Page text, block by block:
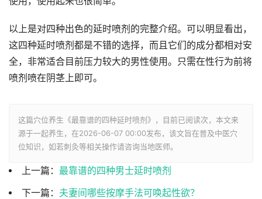
以上是对四种出色的延时喷剂的完整介绍。可以明显看出，
这四种延时喷剂都是不错的选择，而且它们的成分都相对安
全，非常适合目前压力较大的男性使用。只需在性行为前将
喷剂喷在阴茎上即可。
这篇穴位养生《最靠谱的四种延时喷剂》，目前已阅读次，本文来
源于一起养生，在2026-06-07 00:00发布，该文旨在普及中医穴
位知识，如若刺灸等相关操作请咨询当地医师。
上一篇： 最靠谱的四种男士延时喷剂
下一篇： 夫妻间哪些按摩手法可唤起性欲？